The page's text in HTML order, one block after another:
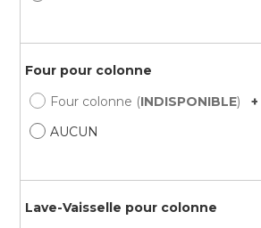
Four pour colonne
Four colonne (INDISPONIBLE) +
AUCUN
Lave-Vaisselle pour colonne